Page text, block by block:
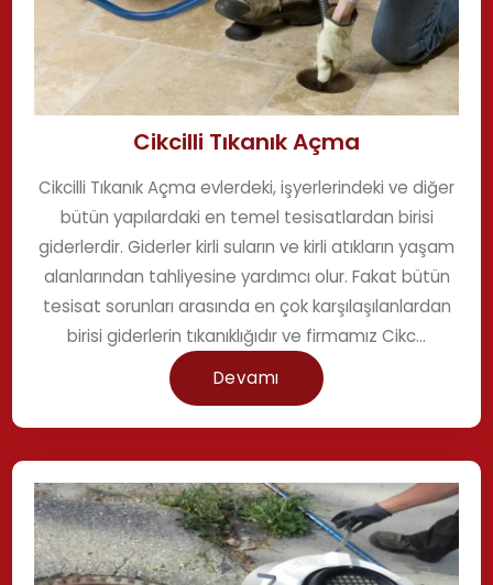
Cikcilli Tıkanık Açma
Cikcilli Tıkanık Açma evlerdeki, işyerlerindeki ve diğer
bütün yapılardaki en temel tesisatlardan birisi
giderlerdir. Giderler kirli suların ve kirli atıkların yaşam
alanlarından tahliyesine yardımcı olur. Fakat bütün
tesisat sorunları arasında en çok karşılaşılanlardan
birisi giderlerin tıkanıklığıdır ve firmamız Cikc...
Devamı